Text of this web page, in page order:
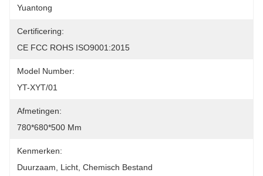
Yuantong
Certificering:
CE FCC ROHS ISO9001:2015
Model Number:
YT-XYT/01
Afmetingen:
780*680*500 Mm
Kenmerken:
Duurzaam, Licht, Chemisch Bestand